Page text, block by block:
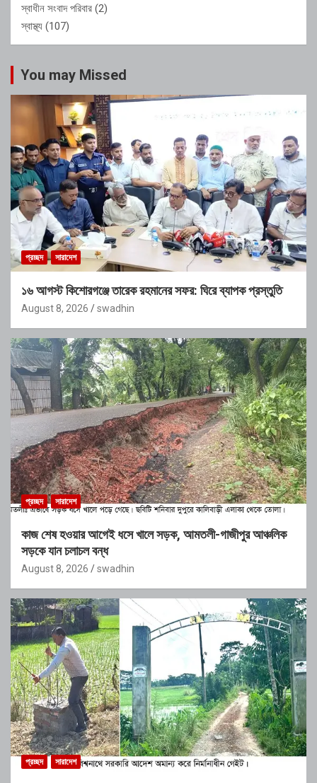
স্বাধীন সংবাদ পরিবার (2)
স্বাস্থ্য (107)
You may Missed
প্রচ্ছদ সারাদেশ
১৬ আগস্ট কিশোরগঞ্জে তারেক রহমানের সফর: ঘিরে ব্যাপক প্রস্তুতি
August 8, 2026 swadhin
প্রচ্ছদ সারাদেশ
কাজ শেষ হওয়ার আগেই ধসে খালে সড়ক, আমতলী-গাজীপুর আঞ্চলিক
সড়কে যান চলাচল বন্ধ
August 8, 2026 swadhin
প্রচ্ছদ সারাদেশ